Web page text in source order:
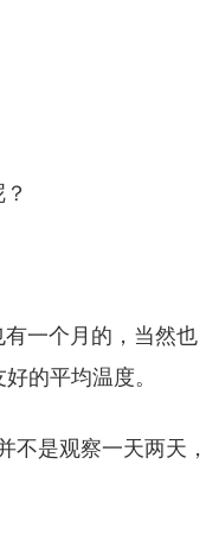
一个月的，当然也
的平均温度。
不是观察一天两天